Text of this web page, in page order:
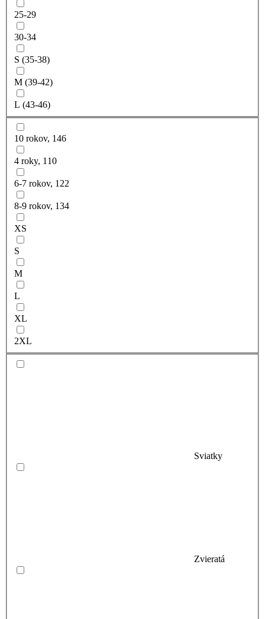
25-29
30-34
S (35-38)
M (39-42)
L (43-46)
10 rokov, 146
4 roky, 110
6-7 rokov, 122
8-9 rokov, 134
XS
S
M
L
XL
2XL
Sviatky
Zvieratá